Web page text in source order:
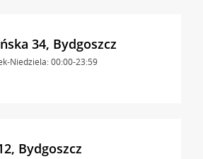
34, Bydgoszcz
Niedziela: 00:00-23:59
Bydgoszcz